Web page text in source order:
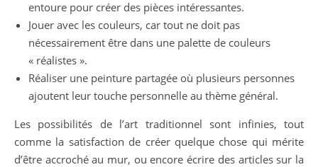
entoure pour créer des pièces intéressantes.
Jouer avec les couleurs, car tout ne doit pas
nécessairement être dans une palette de couleurs
« réalistes ».
Réaliser une peinture partagée où plusieurs personnes
ajoutent leur touche personnelle au thème général.
Les possibilités de l’art traditionnel sont infinies, tout
comme la satisfaction de créer quelque chose qui mérite
d’être accroché au mur, ou encore écrire des articles sur la